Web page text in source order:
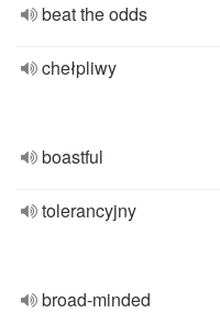
beat the odds
chełpliwy
boastful
tolerancyjny
broad-minded